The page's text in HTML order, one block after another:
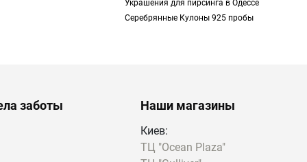
разновидности
а также создаются
например, в
подходит для
а также прекрасно
Украшения для пирсинга в Одессе
Серебрянные Кулоны 925 пробы
заботы Наши магазины
Киев:
ТЦ "Ocean Plaza"